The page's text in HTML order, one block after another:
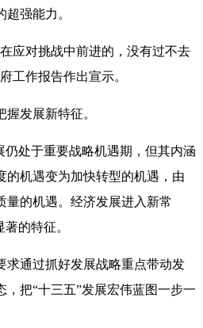
强能力。
对挑战中前进的，没有过不去
工作报告作出宣示。
发展新特征。
处于重要战略机遇期，但其内涵
的机遇变为加快转型的机遇，由
量的机遇。经济发展进入新常
的特征。
通过抓好发展战略重点带动发
，把“十三五”发展宏伟蓝图一步一